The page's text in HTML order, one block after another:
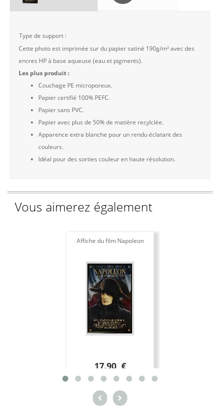
Type de support :
Cette photo est imprimée sur du papier satiné 190g/m² avec des
encres HP à base aqueuse (eau et pigments).
Les plus produit :
Couchage PE microporeux.
Papier certifié 100% PEFC.
Papier sans PVC.
Papier avec plus de 50% de matière recylclée.
Apparence extra blanche pour un rendu éclatant des
couleurs.
Idéal pour des sorties couleur en haute résolution.
Vous aimerez également
Affiche du film Napoleon
17.90 €